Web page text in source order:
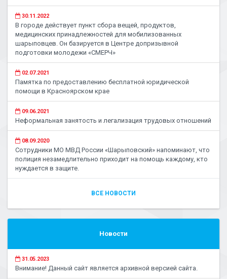
30.11.2022
В городе действует пункт сбора вещей, продуктов,
медицинских принадлежностей для мобилизованных
шарыповцев. Он базируется в Центре допризывной
подготовки молодежи «СМЕРЧ»
02.07.2021
Памятка по предоставлению бесплатной юридической
помощи в Красноярском крае
09.06.2021
Неформальная занятость и легализация трудовых отношений
08.09.2020
Сотрудники МО МВД России «Шарыповский» напоминают, что
полиция незамедлительно приходит на помощь каждому, кто
нуждается в защите.
ВСЕ НОВОСТИ
Новости
31.05.2023
Внимание! Данный сайт является архивной версией сайта.